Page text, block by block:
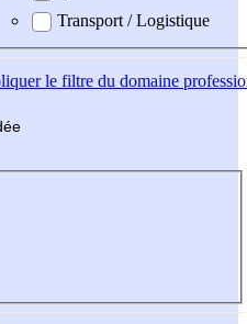
Transport / Logistique
le filtre du domaine